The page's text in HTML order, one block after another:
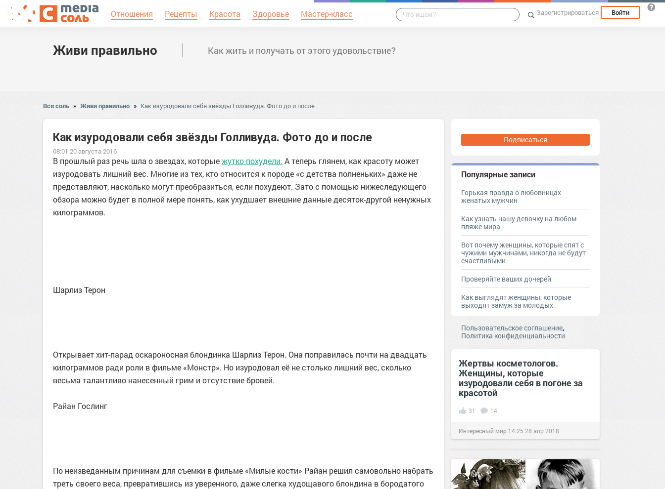
Отношения Рецепты Красота Здоровье Мастер-класс Зарегистрироваться Войти
Живи правильно Как жить и получать от этого удовольствие?
Вся соль » Живи правильно » Как изуродовали себя звёзды Голливуда. Фото до и после
Как изуродовали себя звёзды Голливуда. Фото до и после
08:01 20 августа 2016
В прошлый раз речь шла о звездах, которыежутко похудели. А теперь глянем, как красоту может
изуродовать лишний вес. Многие из тех, кто относится к породе «с детства полненьких» даже не
представляют, насколько могут преобразиться, если похудеют. Зато с помощью нижеследующего
обзора можно будет в полной мере понять, как ухудшает внешние данные десяток-другой ненужных
килограммов.
Шарлиз Терон
Открывает хит-парад оскароносная блондинка Шарлиз Терон. Она поправилась почти на двадцать
килограммов ради роли в фильме «Монстр». Но изуродовал её не столько лишний вес, сколько
весьма талантливо нанесенный грим и отсутствие бровей.
Райан Гослинг
По неизведанным причинам для съемки в фильме «Милые кости» Райан решил самовольно набрать
треть своего веса, превратившись из уверенного, даже слегка худощавого блондина в бородатого
Подписаться
Популярные записи
Горькая правда о любовницах
женатых мужчин
Как узнать нашу девочку на любом
пляже мира
Вот почему женщины, которые спят с
чужими мужчинами, никогда не будут
счастливыми…
Проверяйте ваших дочерей
Как выглядят женщины, которые
выходят замуж за молодых
Пользовательское соглашение,
Политика конфиденциальности
Жертвы косметологов.
Женщины, которые
изуродовали себя в погоне за
красотой
31 14
Интересный мир 14:25 28 апр 2018